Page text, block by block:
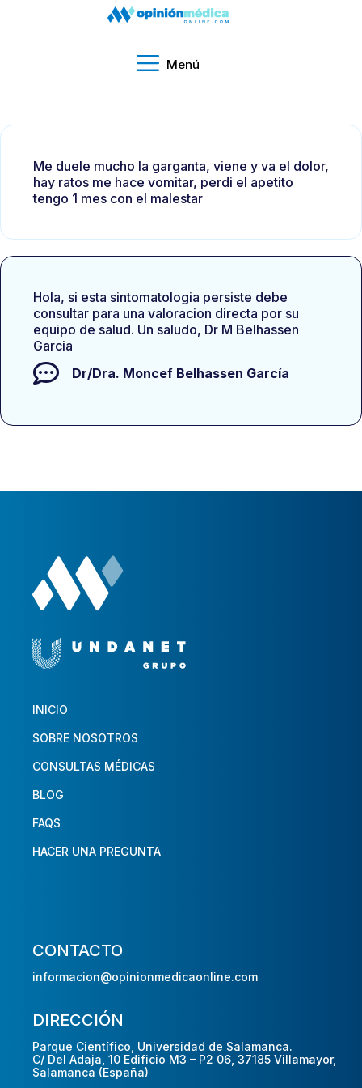
Menú
Me duele mucho la garganta, viene y va el dolor,
hay ratos me hace vomitar, perdi el apetito
tengo 1 mes con el malestar
Hola, si esta sintomatologia persiste debe
consultar para una valoracion directa por su
equipo de salud. Un saludo, Dr M Belhassen
Garcia
Dr/Dra. Moncef Belhassen García
INICIO
SOBRE NOSOTROS
CONSULTAS MÉDICAS
BLOG
FAQS
HACER UNA PREGUNTA
CONTACTO
informacion@opinionmedicaonline.com
DIRECCIÓN
Parque Científico, Universidad de Salamanca.
C/ Del Adaja, 10 Edificio M3 – P2 06, 37185 Villamayor,
Salamanca (España)